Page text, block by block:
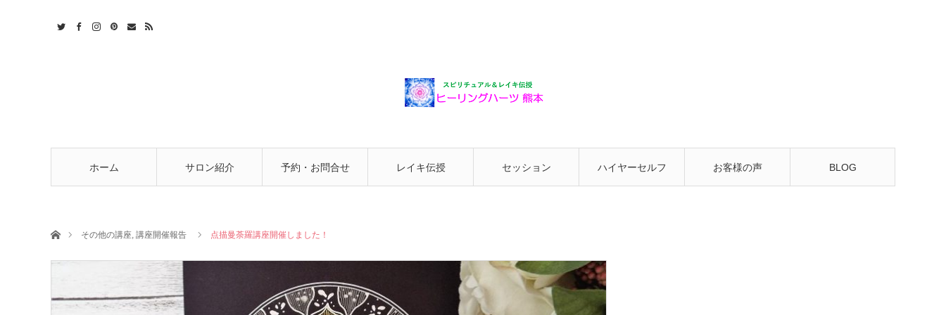
ホーム サロン紹介 予約・お問合せ レイキ伝授 セッション ハイヤーセルフ お客様の声 BLOG
ホームその他の講座, 講座開催報告 点描曼荼羅講座開催しました！